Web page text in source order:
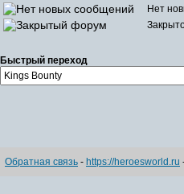
Нет
Быстрый переход
Обратная связь - https://heroesworld.ru